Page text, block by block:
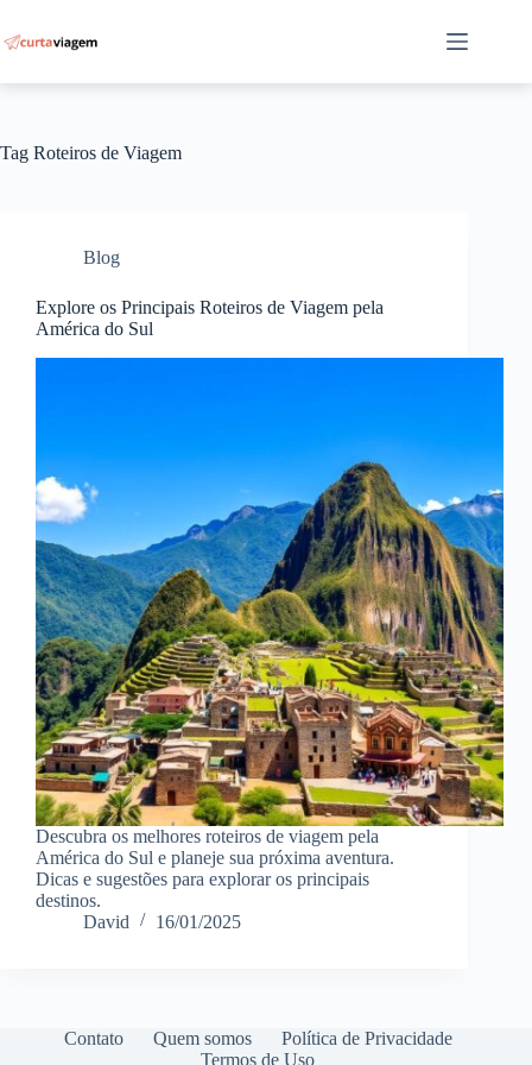
para
o
Tag Roteiros de Viagem
Blog
Explore os Principais Roteiros de Viagem pela
América do Sul
Descubra os melhores roteiros de viagem pela
América do Sul e planeje sua próxima aventura.
Dicas e sugestões para explorar os principais
destinos.
David
16/01/2025
Contato Quem somos
Política de Privacidade
Termos de Uso